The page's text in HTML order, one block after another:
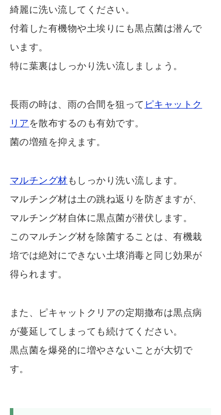
綺麗に洗い流してください。
付着した有機物や土埃りにも黒点菌は潜んで
います。
特に葉裏はしっかり洗い流しましょう。
長雨の時は、雨の合間を狙って ピキャットク
リアを散布するのも有効です。
菌の増殖を抑えます。
マルチング材もしっかり洗い流します。
マルチング材は土の跳ね返りを防ぎますが、
マルチング材自体に黒点菌が潜伏します。
このマルチング材を除菌することは、有機栽
培では絶対にできない土壌消毒と同じ効果が
得られます。
また、ピキャットクリアの定期撒布は黒点病
が蔓延してしまっても続けてください。
黒点菌を爆発的に増やさないことが大切で
す。